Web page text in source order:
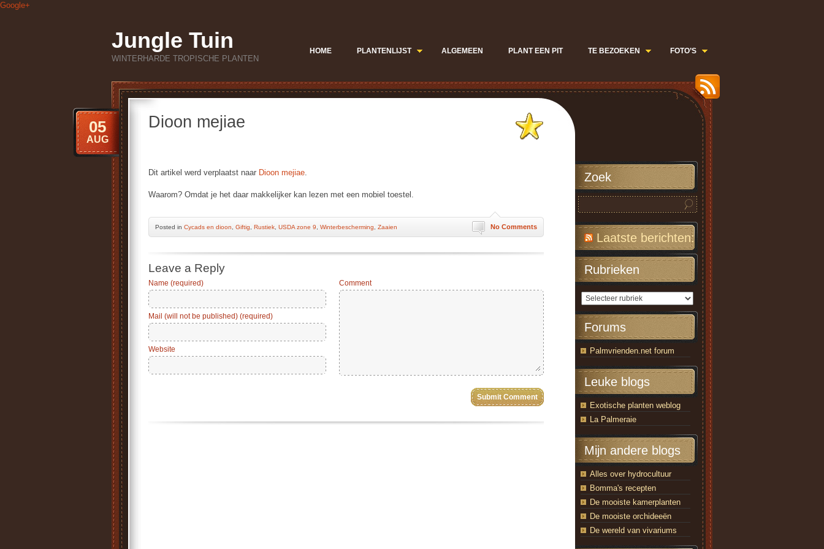
Google+
Jungle Tuin
WINTERHARDE TROPISCHE PLANTEN
HOME PLANTENLIJST ALGEMEEN PLANT EEN PIT TE BEZOEKEN FOTO’S
Dioon mejiae
05
AUG
Dit artikel werd verplaatst naar Dioon mejiae.
Waarom? Omdat je het daar makkelijker kan lezen met een mobiel toestel.
No Comments
Posted in Cycads en dioon Giftig Rustiek USDA zone 9 Winterbescherming Zaaien
Leave a Reply
Name (required)
Mail (will not be published) (required)
Website
Comment
Zoek
Laatste berichten:
Rubrieken
Forums
Palmvrienden.net forum
Leuke blogs
Exotische planten weblog
La Palmeraie
Mijn andere blogs
Alles over hydrocultuur
Bomma's recepten
De mooiste kamerplanten
De mooiste orchideeën
De wereld van vivariums